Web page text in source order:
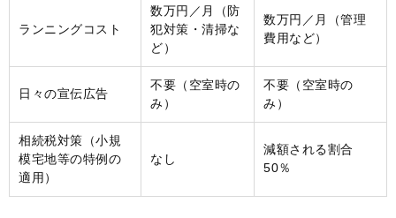
ランニングコスト
数万円／月（防
犯対策・清掃な
ど）
数万円／月（管理
費用など）
日々の宣伝広告
不要（空室時の
み）
不要（空室時の
み）
相続税対策（小規
模宅地等の特例の
適用）
なし
減額される割合
50％